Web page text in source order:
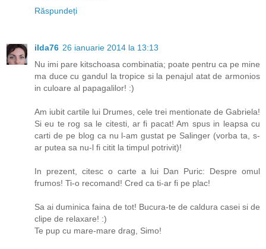
Răspundeți
ilda76 26 ianuarie 2014 la 13:13
Nu imi pare kitschoasa combinatia; poate pentru ca pe mine
ma duce cu gandul la tropice si la penajul atat de armonios
in culoare al papagalilor! :)
Am iubit cartile lui Drumes, cele trei mentionate de Gabriela!
Si eu te rog sa le citesti, ar fi pacat! Am spus in leapsa cu
carti de pe blog ca nu l-am gustat pe Salinger (vorba ta, s-
ar putea sa nu-l fi citit la timpul potrivit)!
In prezent, citesc o carte a lui Dan Puric: Despre omul
frumos! Ti-o recomand! Cred ca ti-ar fi pe plac!
Sa ai duminica faina de tot! Bucura-te de caldura casei si de
clipe de relaxare! :)
Te pup cu mare-mare drag, Simo!